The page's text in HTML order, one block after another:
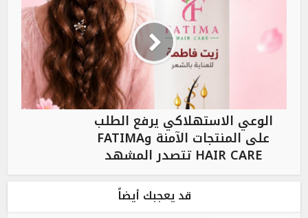
الوعي الاستهلاكي يرفع الطلب
على المنتجات الآمنة وFATIMA
HAIR CARE تتصدر المشهد
قد يعجبك أيضاً